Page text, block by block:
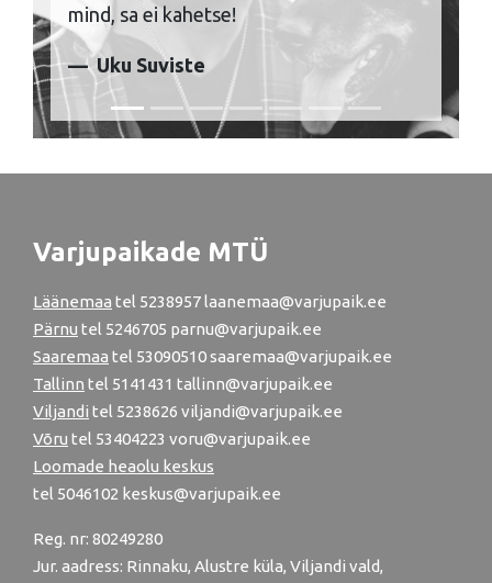
mind, sa ei kahetse!
Uku Suviste
Varjupaikade MTÜ
Läänemaa tel 5238957 laanemaa@varjupaik.ee
Pärnu tel 5246705 parnu@varjupaik.ee
Saaremaa tel 53090510 saaremaa@varjupaik.ee
Tallinn tel 5141431 tallinn@varjupaik.ee
Viljandi tel 5238626 viljandi@varjupaik.ee
Võru tel 53404223 voru@varjupaik.ee
Loomade heaolu keskus
tel 5046102 keskus@varjupaik.ee
Reg. nr: 80249280
Jur. aadress: Rinnaku, Alustre küla, Viljandi vald,